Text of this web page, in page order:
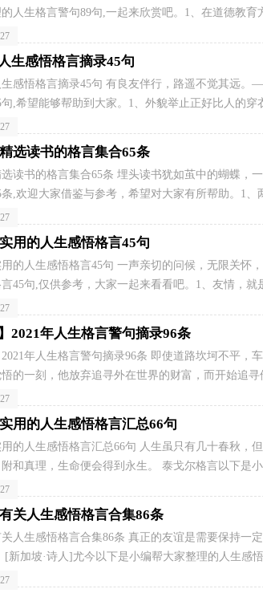
人生格言警句89句,一起来欣赏吧。1、在道德教育
生感悟格言摘录45句
生感悟格言摘录45句 有良友伴行，路遥不觉其远
句,希望能够帮助到大家。1、外貌举止正好比人的
选读书的格言集合65条
选读书的格言集合65条 埋头读书犹如茧中的蝴蝶，
条,欢迎大家借鉴与参考，希望对大家有所帮助。1、
用的人生感悟格言45句
用的人生感悟格言45句 一声亲切的问候，无限关怀
45句,仅供参考，大家一起来看看吧。1、友情，就
】2021年人生格言警句摘录96条
2021年人生格言警句摘录96条 即使道路坎坷不平
悟的一刻，他放弃追寻外在世界的财富，而开始追
用的人生感悟格言汇总66句
用的人生感悟格言汇总66句 人生虽只有几十春秋，
和真理，生命便会得到永生。 泰戈尔格言以下是
关人生感悟格言合集86条
关人生感悟格言合集86条 真正的友谊是需要保持一
[新加坡·诗人]尤今以下是小编帮大家整理的人生感